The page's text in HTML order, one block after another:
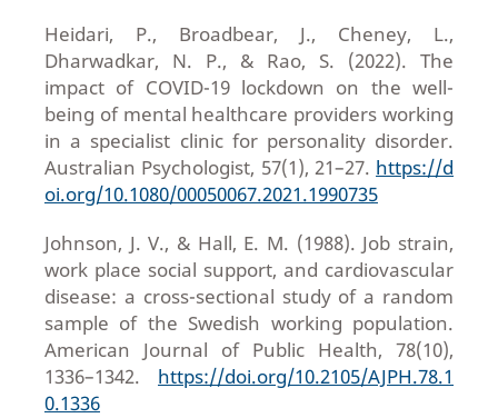
Heidari, P., Broadbear, J., Cheney, L.,
Dharwadkar, N. P., & Rao, S. (2022). The
impact of COVID-19 lockdown on the well-
being of mental healthcare providers working
in a specialist clinic for personality disorder.
Australian Psychologist, 57(1), 21–27. https://d
oi.org/10.1080/00050067.2021.1990735
Johnson, J. V., & Hall, E. M. (1988). Job strain,
work place social support, and cardiovascular
disease: a cross-sectional study of a random
sample of the Swedish working population.
American Journal of Public Health, 78(10),
1336–1342. https://doi.org/10.2105/AJPH.78.1
0.1336